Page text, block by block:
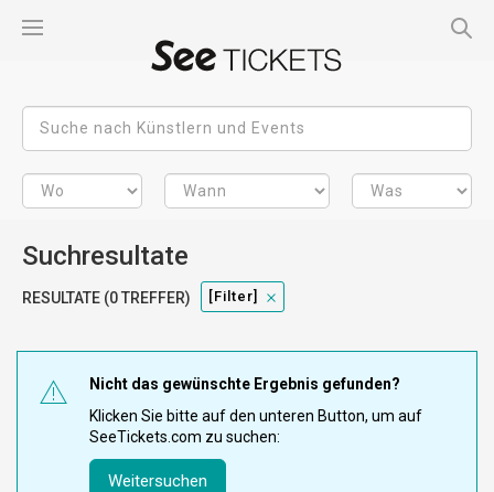
Suchresultate
RESULTATE (0 TREFFER) [filter]
Nicht das gewünschte Ergebnis gefunden?
Klicken Sie bitte auf den unteren Button, um auf
SeeTickets.com zu suchen:
Weitersuchen